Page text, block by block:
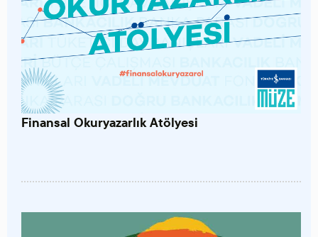
Finansal Okuryazarlık Atölyesi